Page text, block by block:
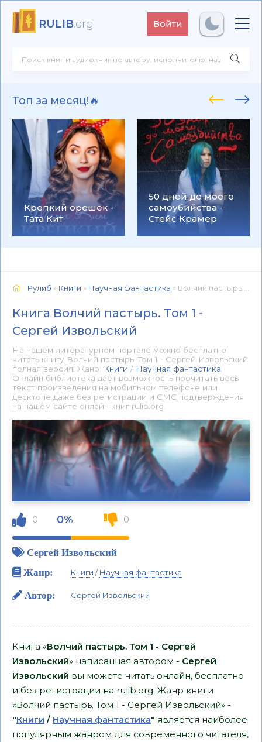
RULIB.org Войти
Топ за месяц!🔥
Крепкий орешек -
Тата Кит
50 дней до моего
самоубийства -
Стейс Крамер
Рулиб » Книги » Научная фантастика » Волчий пастырь. Том 1 - Сергей Извольский 📕 - Книга онлайн бесплатно
Книга Волчий пастырь. Том 1 -
Сергей Извольский
На нашем литературном портале можно бесплатно
читать книгу Волчий пастырь. Том 1 - Сергей Извольский
полная версия. Жанр: Книги / Научная фантастика
Онлайн библиотека дает возможность прочитать весь
текст произведения на мобильном телефоне или
десктопе даже без регистрации и СМС подтверждения
на нашем сайте онлайн книг rulib.org.
0 0% 0
Сергей Извольский
Жанр:
Книги /Научная фантастика
Автор: Сергей Извольский
Книга «Волчий пастырь. Том 1 - Сергей
Извольский» написанная автором - Сергей
Извольский вы можете читать онлайн, бесплатно
и без регистрации на rulib.org. Жанр книги
«Волчий пастырь. Том 1 - Сергей Извольский» -
"Книги / Научная фантастика" является наиболее
популярным жанром для современного читателя,